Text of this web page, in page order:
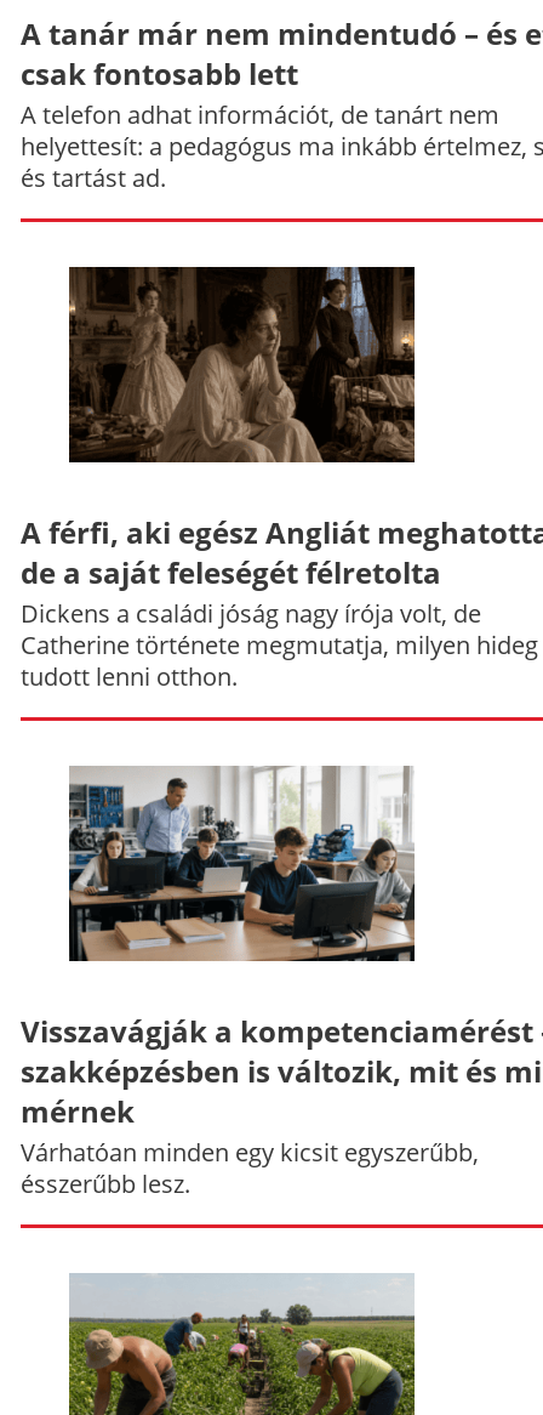
A tanár már nem mindentudó – és
csak fontosabb lett
A telefon adhat információt, de tanárt nem
helyettesít: a pedagógus ma inkább értelmez,
és tartást ad.
A férfi, aki egész Angliát
de a saját feleségét félretolta
Dickens a családi jóság nagy írója volt, de
Catherine története megmutatja, milyen hideg
tudott lenni otthon.
Visszavágják a kompetenciamérést
szakképzésben is változik, mit és
mérnek
Várhatóan minden egy kicsit egyszerűbb,
ésszerűbb lesz.